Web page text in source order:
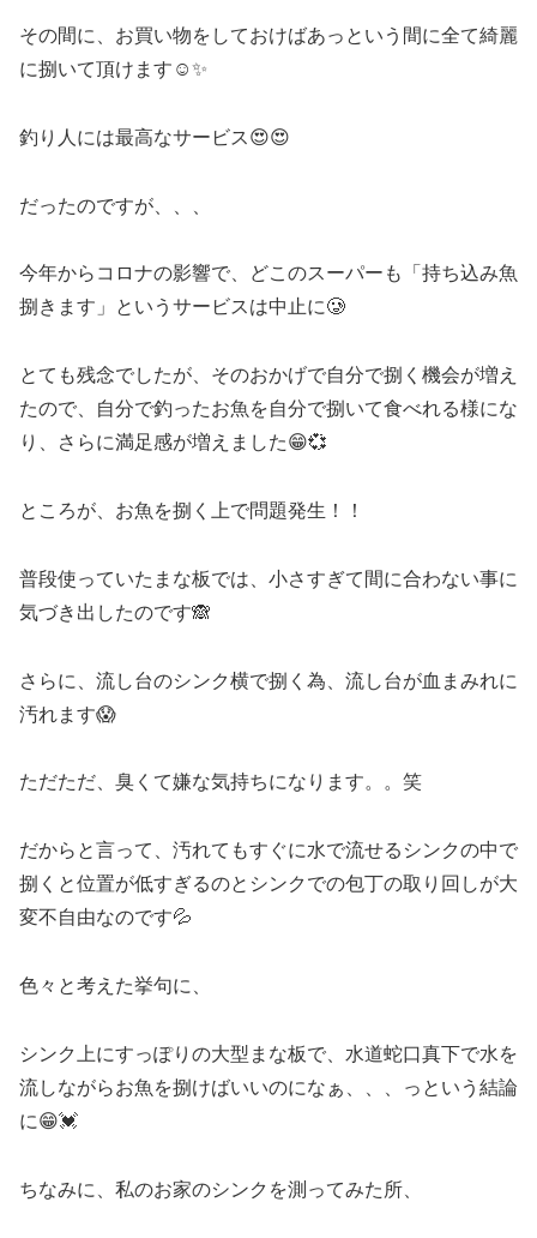
その間に、お買い物をしておけばあっという間に全て綺麗
に捌いて頂けます☺️✨
釣り人には最高なサービス😍😍
だったのですが、、、
今年からコロナの影響で、どこのスーパーも「持ち込み魚
捌きます」というサービスは中止に🥲
とても残念でしたが、そのおかげで自分で捌く機会が増え
たので、自分で釣ったお魚を自分で捌いて食べれる様にな
り、さらに満足感が増えました😁💞
ところが、お魚を捌く上で問題発生！！
普段使っていたまな板では、小さすぎて間に合わない事に
気づき出したのです🙈
さらに、流し台のシンク横で捌く為、流し台が血まみれに
汚れます😱
ただただ、臭くて嫌な気持ちになります。。笑
だからと言って、汚れてもすぐに水で流せるシンクの中で
捌くと位置が低すぎるのとシンクでの包丁の取り回しが大
変不自由なのです💦
色々と考えた挙句に、
シンク上にすっぽりの大型まな板で、水道蛇口真下で水を
流しながらお魚を捌けばいいのになぁ、、、っという結論
に😁💓
ちなみに、私のお家のシンクを測ってみた所、